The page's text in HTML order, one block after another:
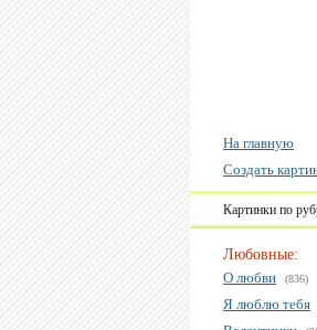
На главную
Создать
Картинки по
Любовные:
О любви
(836)
Я люблю тебя